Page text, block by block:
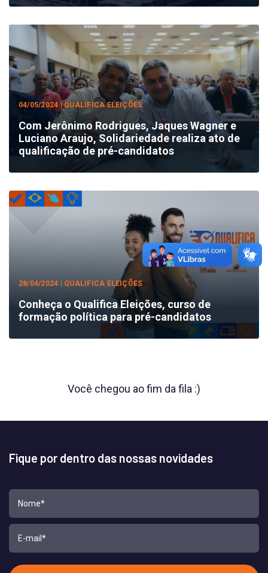
04/05/2024 | QUALIFICA ELEIÇÕES
Com Jerônimo Rodrigues, Jaques Wagner e
Luciano Araujo, Solidariedade realiza ato de
qualificação de pré-candidatos
28/04/2024 | QUALIFICA ELEIÇÕES
Conheça o Qualifica Eleições, curso de
formação política para pré-candidatos
Você chegou ao fim da fila :)
Fique por dentro das nossas novidades